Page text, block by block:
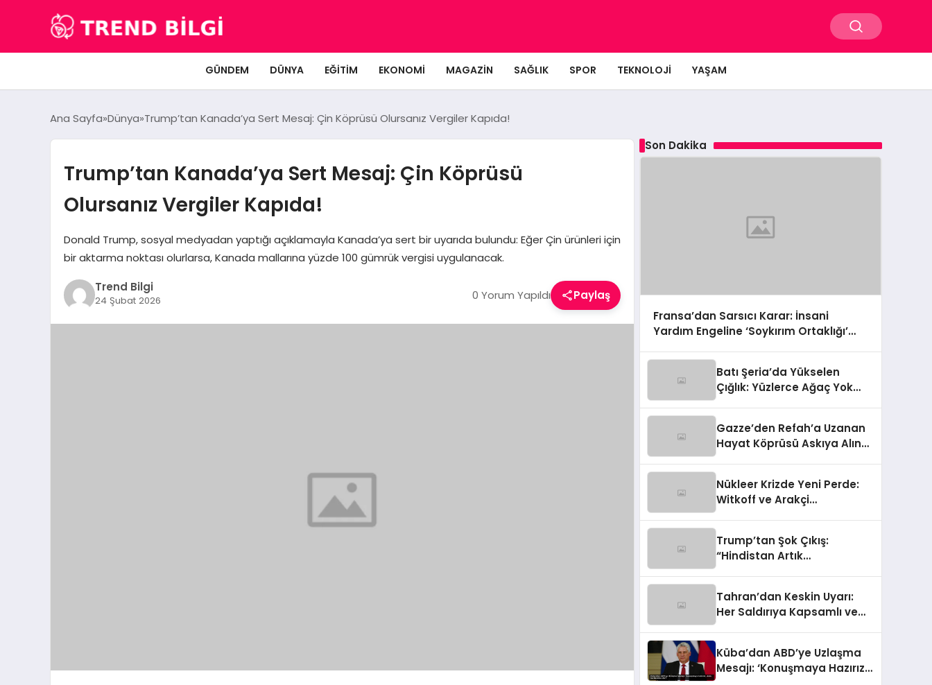
GÜNDEM DÜNYA EĞITIM EKONOMI MAGAZIN SAĞLIK SPOR TEKNOLOJI YAŞAM
Ana Sayfa Dünya Trump’tan Kanada’ya Sert Mesaj: Çin Köprüsü Olursanız Vergiler Kapıda!
Trump’tan Kanada’ya Sert Mesaj: Çin Köprüsü
Olursanız Vergiler Kapıda!
Donald Trump, sosyal medyadan yaptığı açıklamayla Kanada’ya sert bir uyarıda bulundu: Eğer Çin ürünleri için
bir aktarma noktası olurlarsa, Kanada mallarına yüzde 100 gümrük vergisi uygulanacak.
Trend Bilgi
24 Şubat 2026 0 Yorum Yapıldı Paylaş
Son Dakika
Fransa’dan Sarsıcı Karar: İnsani
Yardım Engeline ‘Soykırım Ortaklığı’
Batı Şeria’da Yükselen
Çığlık: Yüzlerce Ağaç Yok
Gazze’den Refah’a Uzanan
Hayat Köprüsü Askıya Alındı:
Nükleer Krizde Yeni Perde:
Witkoff ve Arakçi
Trump’tan Şok Çıkış:
“Hindistan Artık
Tahran’dan Keskin Uyarı:
Her Saldırıya Kapsamlı ve
Küba’dan ABD’ye Uzlaşma
Mesajı: ‘Konuşmaya Hazırız,